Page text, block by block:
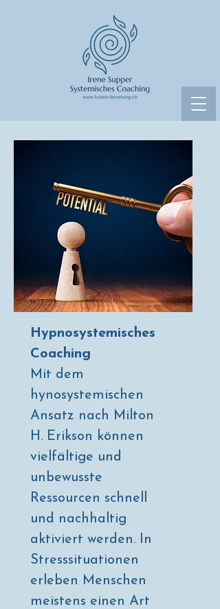
Hypnosystemisches
Coaching
Mit dem
hynosystemischen
Ansatz nach Milton
H. Erikson können
vielfältige und
unbewusste
Ressourcen schnell
und nachhaltig
aktiviert werden. In
Stresssituationen
erleben Menschen
meistens einen Art